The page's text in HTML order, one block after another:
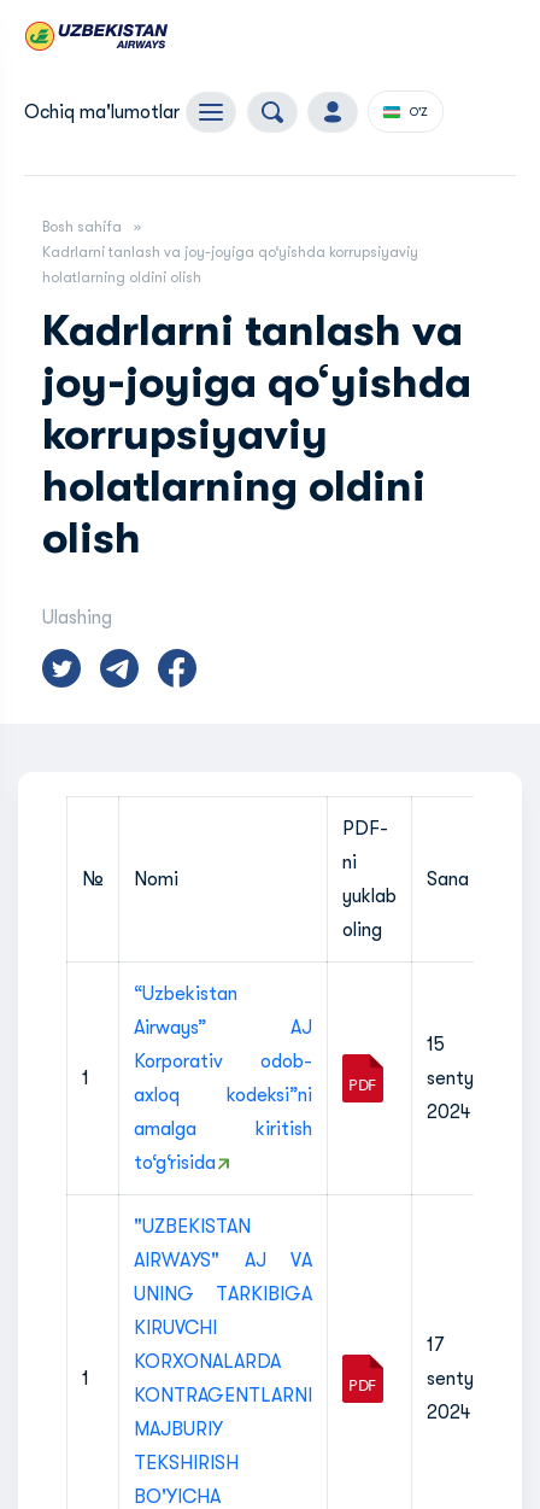
Ochiq ma'lumotlar O'Z
Bosh sahifa
Kadrlarni tanlash va joy-joyiga qo‘yishda korrupsiyaviy
holatlarning oldini olish
Kadrlarni tanlash va
joy-joyiga qo‘yishda
korrupsiyaviy
holatlarning oldini
olish
Ulashing
№ Nomi
PDF-
ni
yuklab
oling
Sana
1
“Uzbekistan
Airways” AJ
Korporativ odob-
axloq kodeksi”ni
amalga kiritish
to‘g‘risida
15
sentyabr
2024
1
"UZBEKISTAN
AIRWАYS" AJ VА
UNING ТARKIBIGA
KIRUVCHI
KORXONALARDA
KONTRAGENTLARNI
MAJВURIY
TEKSHIRISH
BO'YICHA
17
sentyabr
2024